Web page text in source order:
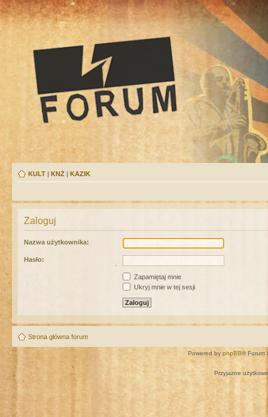
KULT | KNŻ | KAZIK
Zaloguj
Nazwa użytkownika:
Hasło:
Zapamiętaj mnie
Ukryj mnie w tej sesji
Strona główna forum
Powered by phpBB® Forum
Przyjazne